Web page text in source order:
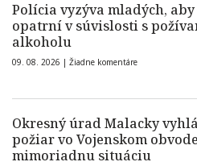
Polícia vyzýva mladých,
opatrní v súvislosti s
alkoholu
09. 08. 2026 | Žiadne komentáre
Okresný úrad Malacky
požiar vo Vojenskom
mimoriadnu situáciu